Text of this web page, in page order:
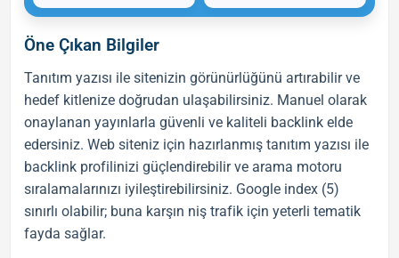
Öne Çıkan Bilgiler
Tanıtım yazısı ile sitenizin görünürlüğünü artırabilir ve
hedef kitlenize doğrudan ulaşabilirsiniz. Manuel olarak
onaylanan yayınlarla güvenli ve kaliteli backlink elde
edersiniz. Web siteniz için hazırlanmıştanıtım yazısı ile
backlink profilinizi güçlendirebilir ve arama motoru
sıralamalarınızı iyileştirebilirsiniz. Google index (5)
sınırlı olabilir; buna karşın niş trafik için yeterli tematik
fayda sağlar.